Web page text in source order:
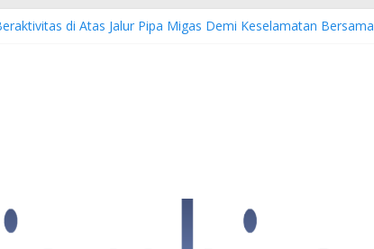
di Atas Jalur Pipa Migas Demi Keselamatan Bersama